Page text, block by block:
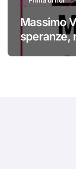
Massimo
speranze,